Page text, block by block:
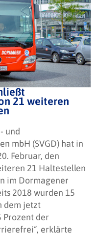
21 weiteren
und
mbH (SVGD) hat in
Februar, den
21 Haltestellen
im Dormagener
2018 wurden 15
dem jetzt
Prozent der
erklärte